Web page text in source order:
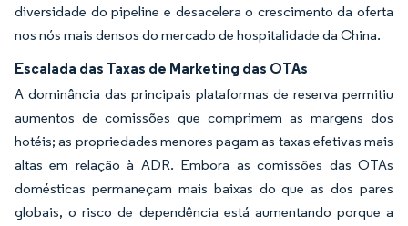
diversidade do pipeline e desacelera o crescimento da oferta
nos nós mais densos do mercado de hospitalidade da China.
Escalada das Taxas de Marketing das OTAs
A dominância das principais plataformas de reserva permitiu
aumentos de comissões que comprimem as margens dos
hotéis; as propriedades menores pagam as taxas efetivas mais
altas em relação à ADR. Embora as comissões das OTAs
domésticas permaneçam mais baixas do que as dos pares
globais, o risco de dependência está aumentando porque a